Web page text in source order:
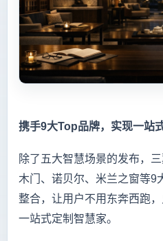
携手9大Top品牌，实现一站
除了五大智慧场景的发布，
木门、诺贝尔、米兰之窗等9
整合，让用户不用东奔西跑
一站式定制智慧家。